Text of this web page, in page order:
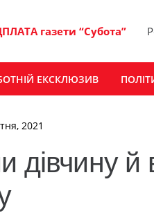
газети “Субота”
ЕКСКЛЮЗИВ
2021
дівчину й